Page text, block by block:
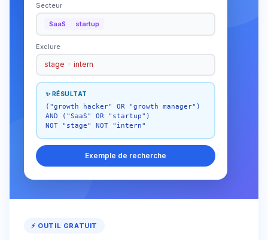
Secteur
SaaS startup
Exclure
stage · intern
✨ RÉSULTAT
("growth hacker" OR "growth manager")
AND ("SaaS" OR "startup")
NOT "stage" NOT "intern"
Exemple de recherche
⚡ OUTIL GRATUIT